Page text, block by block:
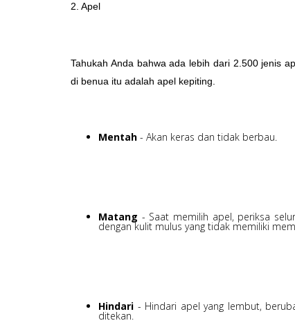
2. Apel
Tahukah Anda bahwa ada lebih dari 2.500 jenis
di benua itu adalah apel kepiting.
Mentah - Akan keras dan tidak berbau.
Matang - Saat memilih apel, periksa
dengan kulit mulus yang tidak memiliki
Hindari - Hindari apel yang lembut,
ditekan.